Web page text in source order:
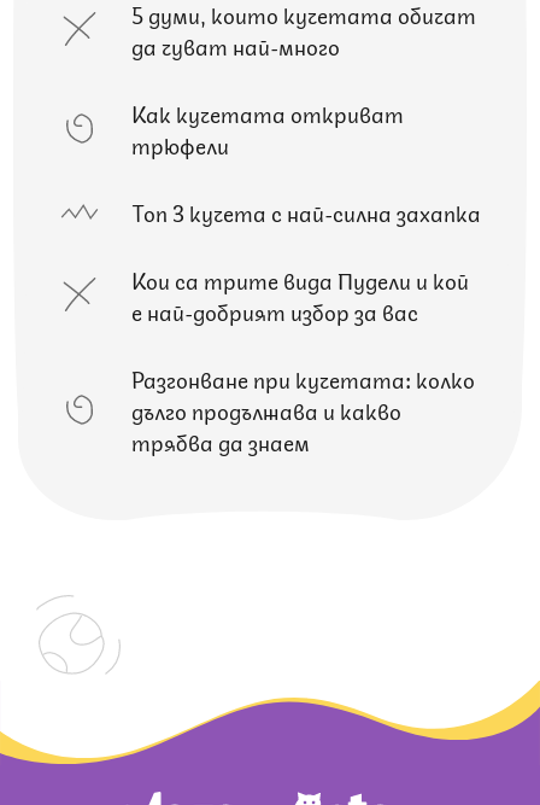
5 думи, които кучетата обичат
да чуват най-много
Как кучетата откриват
трюфели
Топ 3 кучета с най-силна захапка
Кои са трите вида Пудели и кой
е най-добрият избор за вас
Разгонване при кучетата: колко
дълго продължава и какво
трябва да знаем